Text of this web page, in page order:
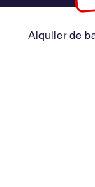
Alquiler de